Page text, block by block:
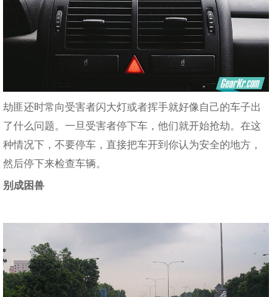
劫匪还时常向受害者闪大灯或者挥手就好像自己的车子出
了什么问题。一旦受害者停下车，他们就开始抢劫。在这
种情况下，不要停车，直接把车开到你认为安全的地方，
然后停下来检查车辆。
别成困兽